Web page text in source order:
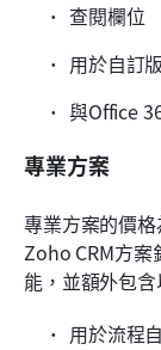
查閱欄位
用於自訂
與Office
專業方案
專業方案的價格
Zoho CRM方案
能，並額外包含
用於流程